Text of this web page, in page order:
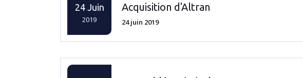
24 Juin
2019
Acquisition d'Altran
24 juin 2019